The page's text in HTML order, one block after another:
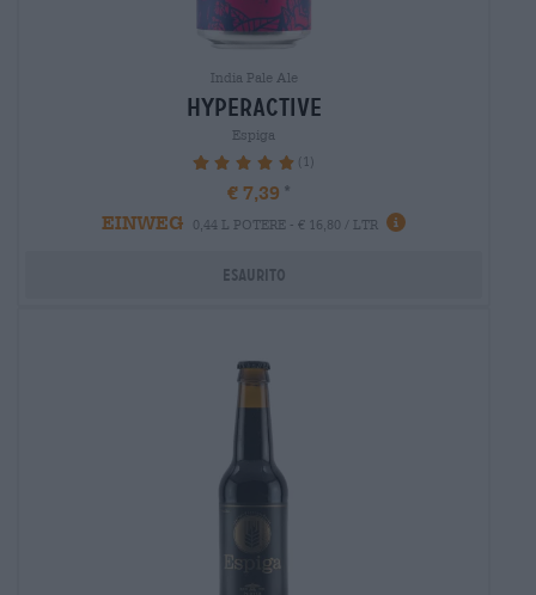
India Pale Ale
hyperactive
Espiga
100% (1)
€ 7,39
EINWEG
0,44 L POTERE - € 16,80 / LTR
Esaurito